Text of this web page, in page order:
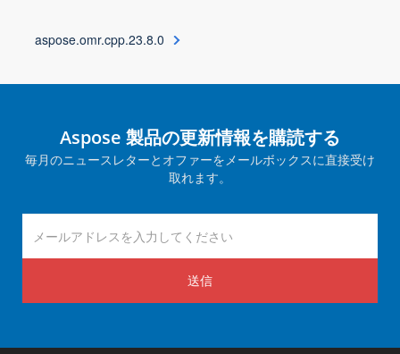
aspose.omr.cpp.23.8.0
Aspose 製品の更新情報を購読する
毎月のニュースレターとオファーをメールボックスに直接受け
取れます。
送信